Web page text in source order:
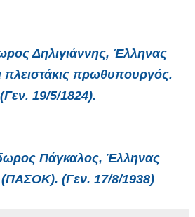
Δηλιγιάννης, Έλληνας
πλειστάκις πρωθυπουργός.
(Γεν. 19/5/1824).
Πάγκαλος, Έλληνας
(ΠΑΣΟΚ). (Γεν. 17/8/1938)